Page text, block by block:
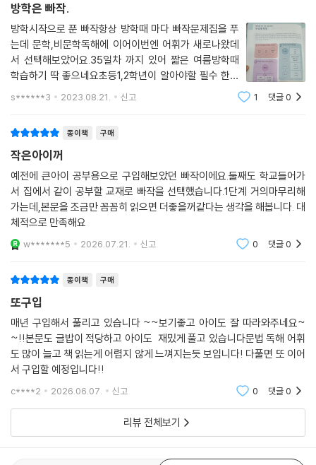
방학은 빠작.
방학시작으로 푼 빠작항상 방학때 마다 빠작문제집을 푸
는데 문학,비문학독해에 이어이번엔 어휘가 새로나왔데
서 선택해보았어요.35일차 까지 있어 짧은 여름방학때
학습하기 딱 좋으네요초등1,2학년이 알아야할 필수 한자
어와 속담.관용어로 구성되어있고 이 핵심어를 기준으로
s******3 2023.08.21. 신고 1 댓글0
종이책 구매
작은아이꺼
예전에 큰아이 공부용으로 구입해보았던 빠작이에요.둘째도 학교들어가
서 집에서 같이 공부할 교재로 빠작을 선택했습니다.1단계 거의마무리해
가는데,본문을 조금만 꼼꼼히 읽으면 더좋을꺼같다는 생각을 해봅니다. 대
체적으로 만족해요
w*******5 2026.07.21. 신고 0 댓글0
종이책 구매
또구입
매년 구입해서 풀리고 있습니다 ~~보기좋고 아이도 잘 따라와주네요~
~!!본문도 글밥이 적당하고 아이도 재밌게 풀고 있습니다문법 독해 어휘
도 많이 늘고 책 읽는게 어렵지 않게 느껴지는듯 보입니다! 다풀면 또 이어
서 구입할 예정입니다!!
c****2 2026.06.07. 신고 0 댓글0
리뷰 전체보기